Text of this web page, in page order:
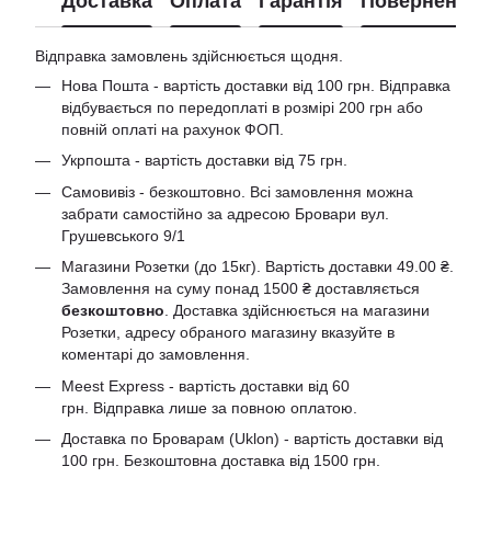
Відправка замовлень здійснюється щодня.
Нова Пошта - вартість доставки від 100 грн. Відправка
відбувається по передоплаті в розмірі 200 грн або
повній оплаті на рахунок ФОП.
Укрпошта - вартість доставки від 75 грн.
Самовивіз - безкоштовно. Всі замовлення можна
забрати самостійно за адресою Бровари вул.
Грушевського 9/1
Магазини Розетки (до 15кг). Вартість доставки 49.00 ₴.
Замовлення на суму понад 1500 ₴ доставляється
безкоштовно . Доставка здійснюється на магазини
Розетки, адресу обраного магазину вказуйте в
коментарі до замовлення.
Meest Express - вартість доставки від 60
грн. Відправка лише за повною оплатою.
Доставка по Броварам (Uklon) - вартість доставки від
100 грн. Безкоштовна доставка від 1500 грн.